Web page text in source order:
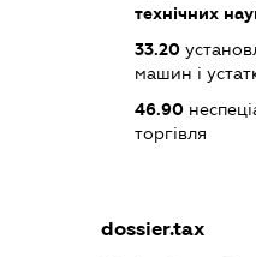
технічних
33.20
машин і
46.90
торгівля
dossier.tax